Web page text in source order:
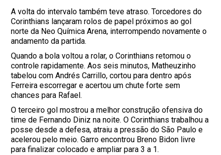
A volta do intervalo também teve atraso. Torcedores do
Corinthians lançaram rolos de papel próximos ao gol
norte da Neo Química Arena, interrompendo novamente o
andamento da partida.
Quando a bola voltou a rolar, o Corinthians retomou o
controle rapidamente. Aos seis minutos, Matheuzinho
tabelou com Andrés Carrillo, cortou para dentro após
Ferreira escorregar e acertou um chute forte sem
chances para Rafael.
O terceiro gol mostrou a melhor construção ofensiva do
time de Fernando Diniz na noite. O Corinthians trabalhou a
posse desde a defesa, atraiu a pressão do São Paulo e
acelerou pelo meio. Garro encontrou Breno Bidon livre
para finalizar colocado e ampliar para 3 a 1.